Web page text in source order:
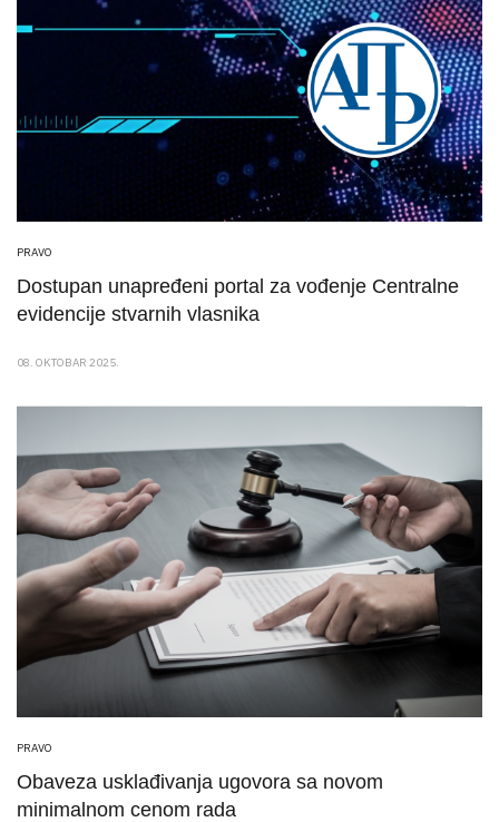
PRAVO
Dostupan unapređeni portal za vođenje Centralne
evidencije stvarnih vlasnika
08. OKTOBAR 2025.
PRAVO
Obaveza usklađivanja ugovora sa novom
minimalnom cenom rada